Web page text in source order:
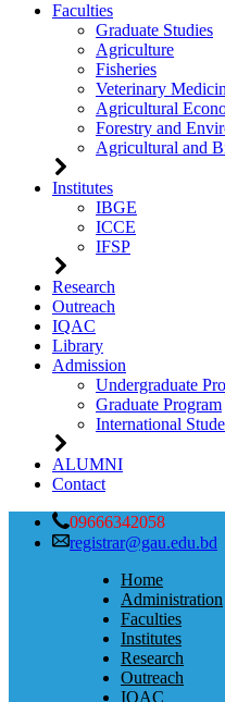
Faculties
Graduate Studies
Agriculture
Fisheries
Veterinary
Agricultural
Forestry and
Agricultural and
Institutes
IBGE
ICCE
IFSP
Research
Outreach
IQAC
Library
Admission
Undergraduate
Graduate Program
International
ALUMNI
Contact
09666342058
registrar@gau.edu.bd
Home
Administration
Faculties
Institutes
Research
Outreach
IQAC